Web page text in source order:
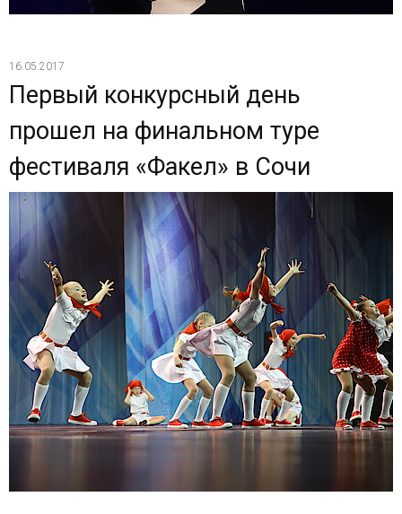
16.05.2017
Первый конкурсный день
прошел на финальном туре
фестиваля «Факел» в Сочи